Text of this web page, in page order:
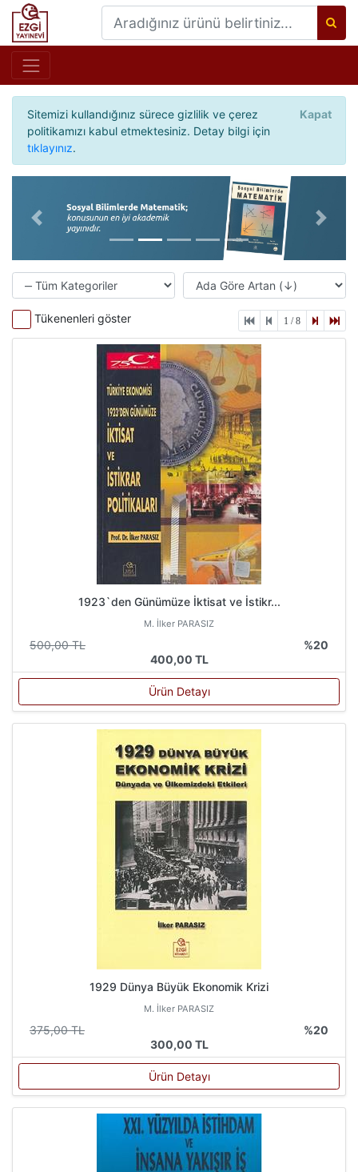
Sitemizi kullandığınız sürece gizlilik ve çerez
politikamızı kabul etmektesiniz. Detay bilgi için
tıklayınız.
Kapat
Önceki
Tükenenleri göster 1 / 8
1923`den Günümüze İktisat ve İstikr...
M. İlker PARASIZ
500,00 TL
%20
400,00 TL
Ürün Detayı
1929 Dünya Büyük Ekonomik Krizi
M. İlker PARASIZ
375,00 TL
%20
300,00 TL
Ürün Detayı